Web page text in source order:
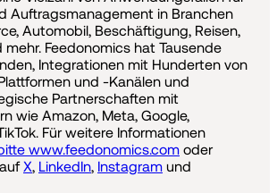
Auftragsmanagement in Branchen
Automobil, Beschäftigung, Reisen,
mehr. Feedonomics hat Tausende
Integrationen mit Hunderten von
und -Kanälen und
Partnerschaften mit
wie Amazon, Meta, Google,
Für weitere Informationen
www.feedonomics.com oder
X, LinkedIn, Instagram und